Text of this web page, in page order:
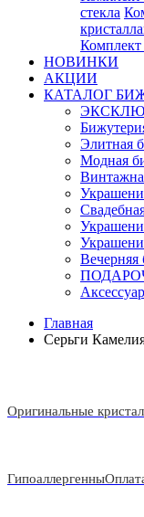
стекла
НОВИНКИ
АКЦИИ
КАТАЛОГ
Элитная
Модная
Вечерняя
Главная
Серьги
Оригинальные
Гипоаллергенны